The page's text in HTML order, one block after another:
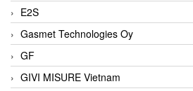
E2S
Gasmet Technologies Oy
GF
GIVI MISURE Vietnam